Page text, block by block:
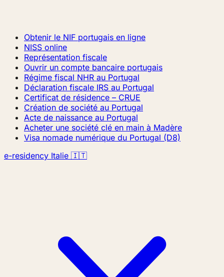
Obtenir le NIF portugais en ligne
NISS online
Représentation fiscale
Ouvrir un compte bancaire portugais
Régime fiscal NHR au Portugal
Déclaration fiscale IRS au Portugal
Certificat de résidence – CRUE
Création de société au Portugal
Acte de naissance au Portugal
Acheter une société clé en main à Madère
Visa nomade numérique du Portugal (D8)
e-residency Italie 🇮🇹